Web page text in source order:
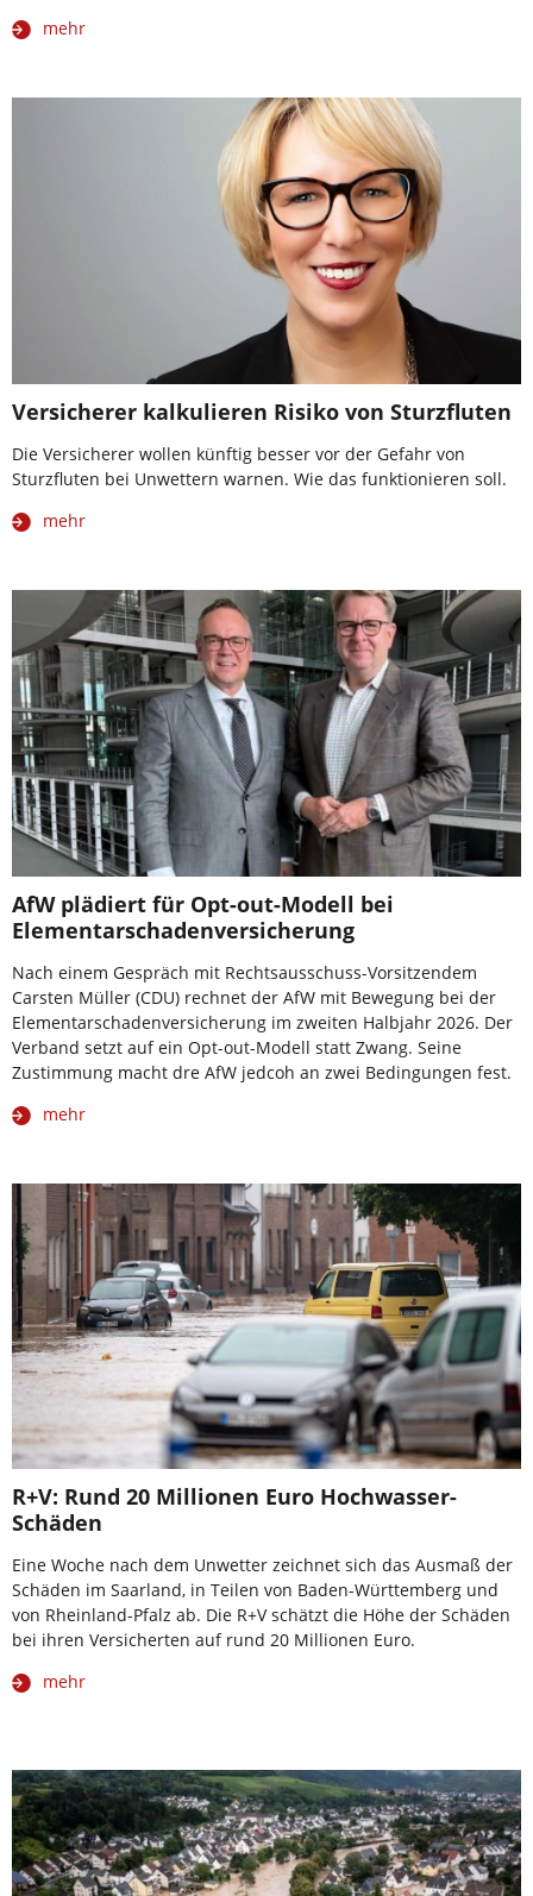
mehr
Versicherer kalkulieren Risiko von Sturzfluten
Die Versicherer wollen künftig besser vor der Gefahr von
Sturzfluten bei Unwettern warnen. Wie das funktionieren soll.
mehr
AfW plädiert für Opt-out-Modell bei
Elementarschadenversicherung
Nach einem Gespräch mit Rechtsausschuss-Vorsitzendem
Carsten Müller (CDU) rechnet der AfW mit Bewegung bei der
Elementarschadenversicherung im zweiten Halbjahr 2026. Der
Verband setzt auf ein Opt-out-Modell statt Zwang. Seine
Zustimmung macht dre AfW jedcoh an zwei Bedingungen fest.
mehr
R+V: Rund 20 Millionen Euro Hochwasser-
Schäden
Eine Woche nach dem Unwetter zeichnet sich das Ausmaß der
Schäden im Saarland, in Teilen von Baden-Württemberg und
von Rheinland-Pfalz ab. Die R+V schätzt die Höhe der Schäden
bei ihren Versicherten auf rund 20 Millionen Euro.
mehr